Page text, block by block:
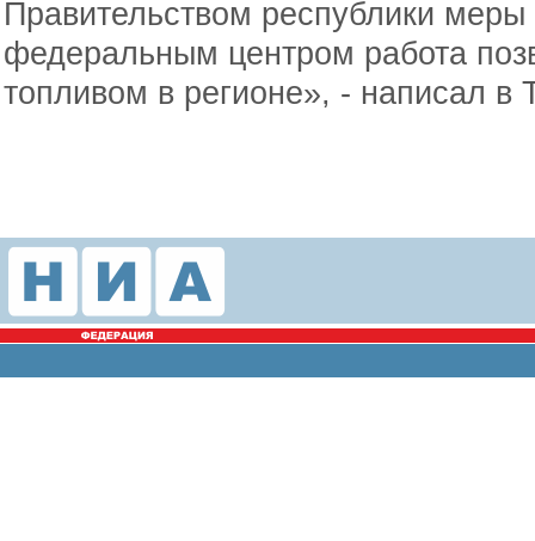
Правительством республики
федеральным центром работа
топливом в регионе», - написал в